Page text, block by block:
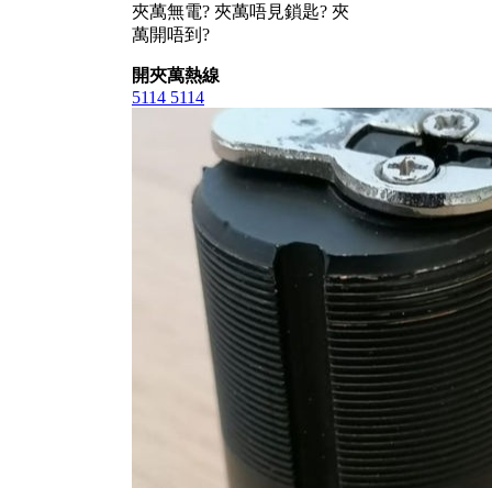
夾萬無電? 夾萬唔見鎖匙? 夾
萬開唔到?
開夾萬熱線
5114 5114